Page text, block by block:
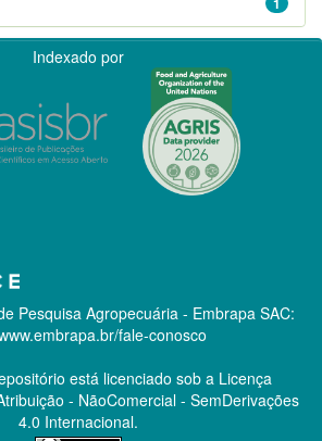
Indexado por
Pesquisa Agropecuária - Embrapa SAC:
fale-conosco
está licenciado sob a Licença
- NãoComercial - SemDerivações
4.0 Internacional.